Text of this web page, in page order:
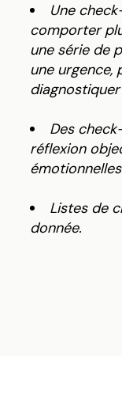
Une
comporter
une série de
une urgence,
Des
réflexion
Listes de
donnée.